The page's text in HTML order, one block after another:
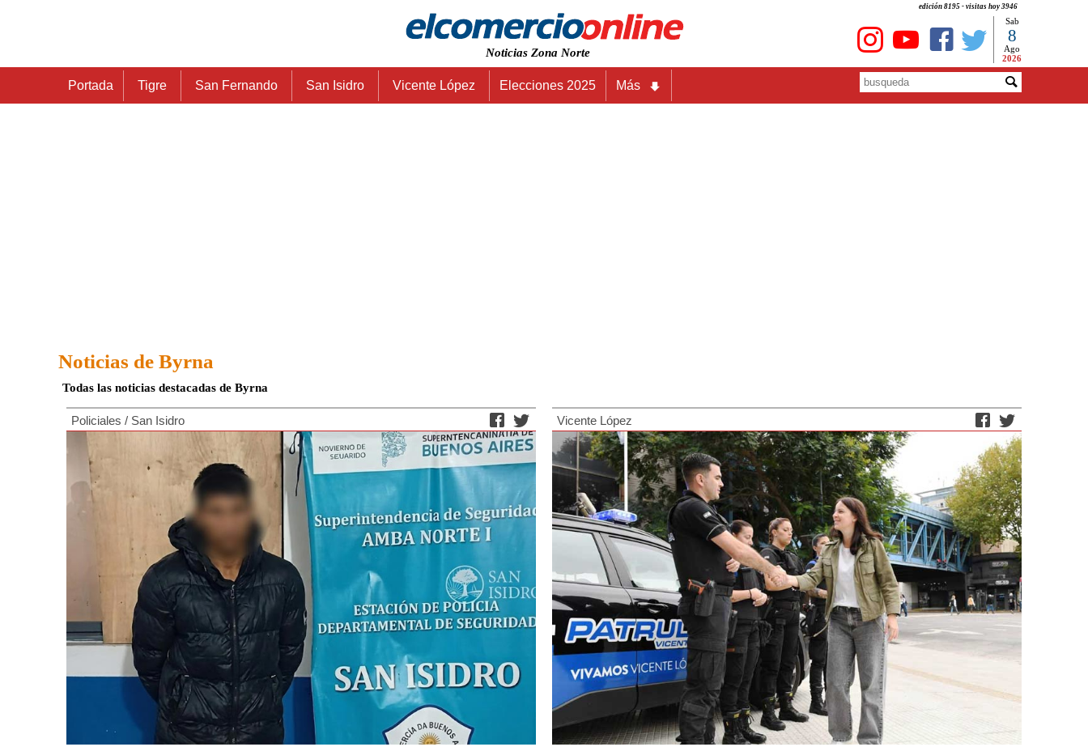
edición 8195 - visitas hoy 3946
Noticias Zona Norte
Sab
8
Ago
2026
Portada Tigre San Fernando San Isidro Vicente López Elecciones 2025 Más
Noticias de Byrna
Todas las noticias destacadas de Byrna
Policiales / San Isidro Vicente López